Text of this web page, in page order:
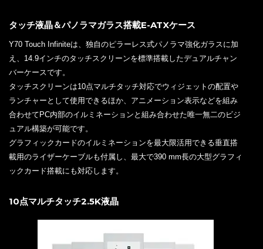
タッチ液晶＆パノラマガラス搭載E-ATXケース
Y70 Touch Infiniteは、独自のピラーレス式パノラマ強化ガラスに加
え、14.9インチのタッチスクリーンを標準搭載したデュアルチャン
バーケースです。
タッチスクリーンは10点マルチタッチ対応でウィジェットの配置や
ランチャーとして使用できるほか、アニメーション表示などを組み
合わせてPC内部のイルミネーションと組み合わせた唯一無二のビジ
ュアル構築が可能です。
グラフィックカードのイルミネーションを最大限活用できる垂直搭
載用のライザーケーブルも付属し、最大で390 mm長の大型グラフィ
ックカード搭載にも対応します。
10点マルチタッチ2.5K液晶